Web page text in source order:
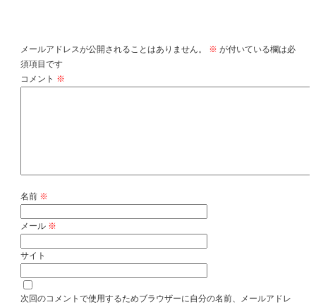
メールアドレスが公開されることはありません。 ※ が付いている欄は必
須項目です
コメント ※
名前 ※
メール ※
サイト
次回のコメントで使用するためブラウザーに自分の名前、メールアドレ